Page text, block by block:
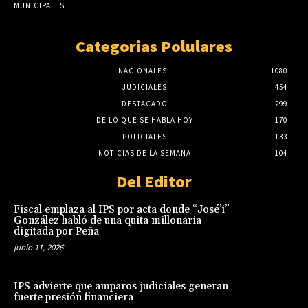
MUNICIPALES
Categorias Polulares
NACIONALES
1080
JUDICIALES
454
DESTACADO
299
DE LO QUE SE HABLA HOY
170
POLICIALES
133
NOTICIAS DE LA SEMANA
104
Del Editor
Fiscal emplaza al IPS por acta donde “José’i”
González habló de una quita millonaria
digitada por Peña
junio 11, 2026
IPS advierte que amparos judiciales generan
fuerte presión financiera